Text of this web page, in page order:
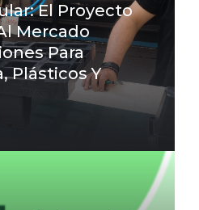
El Proyecto
Mercado
Para
Plásticos Y